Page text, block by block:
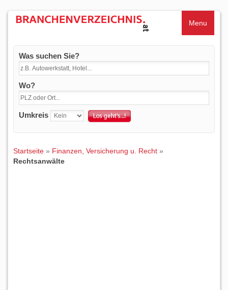
Menu
Was suchen Sie?
Wo?
Umkreis
Startseite » Finanzen, Versicherung u. Recht »
Rechtsanwälte